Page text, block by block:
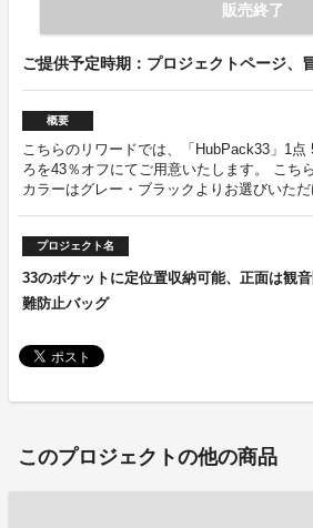
販売終了
ご提供予定時期：プロジェクトページ、
概要
こちらのリワードでは、「HubPack33」1点
ろを43％オフにてご用意いたします。 こち
カラーはグレー・ブラックよりお選びいただ
プロジェクト名
33のポケットに定位置収納可能、正面は観
難防止バッグ
このプロジェクトの他の商品